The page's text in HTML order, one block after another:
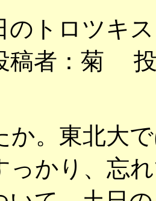
のトロツキ
者：菊 投
か。東北大
っかり、忘